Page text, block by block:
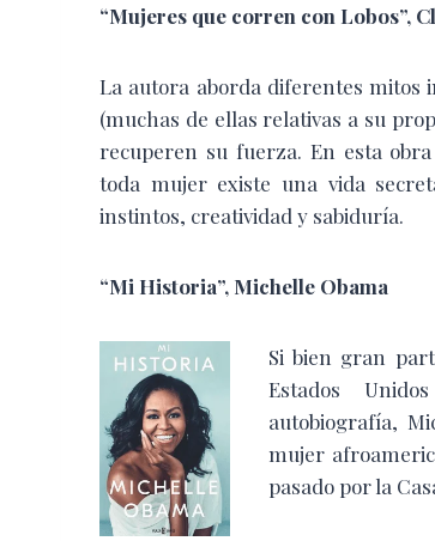
“Mujeres que corren con Lobos”,
La autora aborda diferentes mitos
(muchas de ellas relativas a su
recuperen su fuerza. En esta
toda mujer existe una vida
instintos, creatividad y sabiduría.
“Mi Historia”, Michelle Obama
Si bien gran
Estados
autobiografía,
mujer
pasado por la